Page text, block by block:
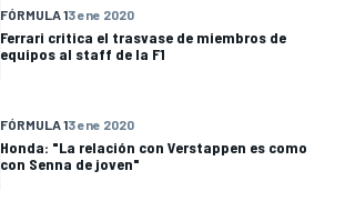
FÓRMULA 13 ene 2020
Ferrari critica el trasvase de miembros de
equipos al staff de la F1
FÓRMULA 13 ene 2020
Honda: "La relación con Verstappen es como
con Senna de joven"